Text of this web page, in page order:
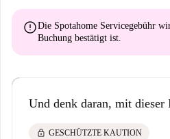
errorDie Spotahome Servicegebühr
Buchung bestätigt ist.
Und denk daran, mit
lock GESCHÜTZTE KAUTION